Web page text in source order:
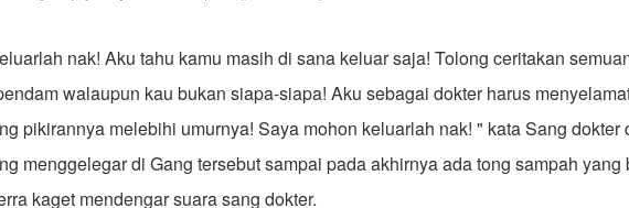
nak! Aku tahu kamu masih di sana keluar saja! Tolong ceritakan
walaupun kau bukan siapa-siapa! Aku sebagai dokter harus
pikirannya melebihi umurnya! Saya mohon keluarlah nak! " kata Sang dokter
menggelegar di Gang tersebut sampai pada akhirnya ada tong sampah yang
kaget mendengar suara sang dokter.